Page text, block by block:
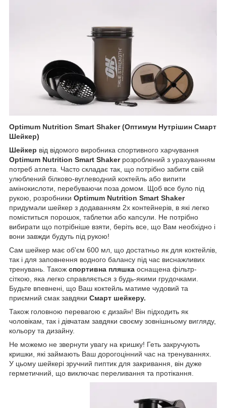
Optimum Nutrition Smart Shaker (Оптимум Нутрішин Смарт
Шейкер)
Шейкер від відомого виробника спортивного харчування
Optimum Nutrition Smart Shaker розроблений з урахуванням
потреб атлета. Часто складає так, що потрібно забити свій
улюблений білково-вуглеводний коктейль або випити
амінокислоти, перебуваючи поза домом. Щоб все було під
рукою, розробники Optimum Nutrition Smart Shaker
придумали шейкер з додаванням 2х контейнерів, в які легко
поміститься порошок, таблетки або капсули. Не потрібно
вибирати що потрібніше взяти, беріть все, що Вам необхідно і
вони завжди будуть під рукою!
Сам шейкер має об'єм 600 мл, що достатньо як для коктейлів,
так і для заповнення водного балансу під час виснажливих
тренувань. Також спортивна пляшка оснащена фільтр-
сіткою, яка легко справляється з будь-якими грудочками.
Будьте впевнені, що Ваш коктейль матиме чудовий та
приємний смак завдяки Смарт шейкеру.
Також головною перевагою є дизайн! Він підходить як
чоловікам, так і дівчатам завдяки своєму зовнішньому вигляду,
кольору та дизайну.
Не можемо не звернути увагу на кришку! Геть закручують
кришки, які займають Ваш дорогоцінний час на тренуваннях.
У цьому шейкері зручний пиптик для закривання, він дуже
герметичний, що виключає переливання та протікання.